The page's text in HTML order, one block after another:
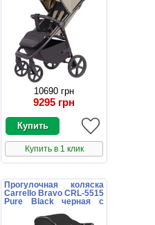
10690 грн
9295 грн
Купить в 1 клик
Прогулочная коляска
Carrello Bravo CRL-5515
Pure Black черная с